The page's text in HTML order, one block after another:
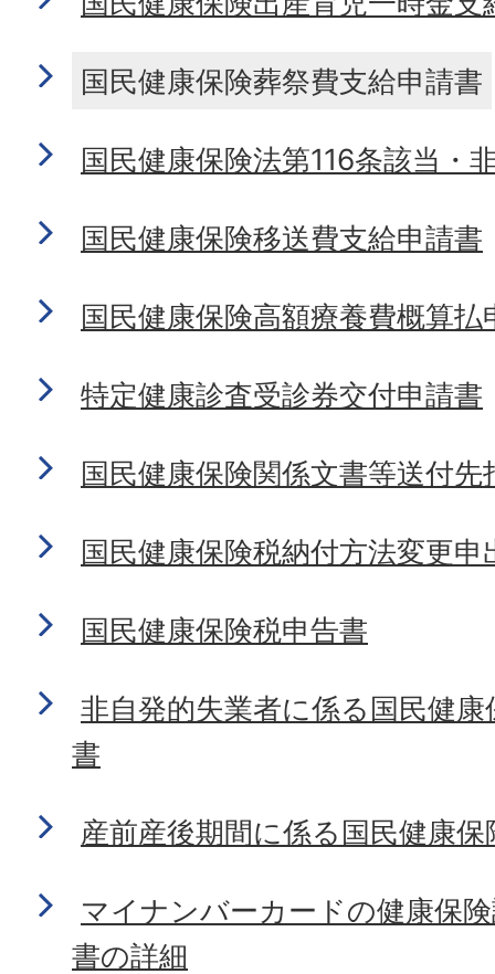
国民健康保険葬祭費支給申請書
国民健康保険法第116条該当・
国民健康保険移送費支給申請書
国民健康保険高額療養費概算払
特定健康診査受診券交付申請書
国民健康保険関係文書等送付先
国民健康保険税納付方法変更申
国民健康保険税申告書
非自発的失業者に係る国民健
書
産前産後期間に係る国民健康
マイナンバーカードの健康保
書の詳細